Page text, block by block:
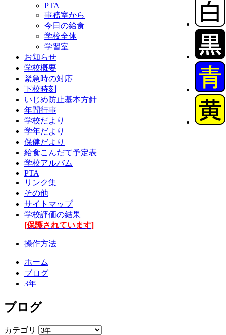
PTA
事務室から
今日の給食
学校全体
学習室
お知らせ
学校概要
緊急時の対応
下校時刻
いじめ防止基本方針
年間行事
学校だより
学年だより
保健だより
給食こんだて予定表
学校アルバム
PTA
リンク集
その他
サイトマップ
学校評価の結果
[保護されています]
操作方法
ホーム
ブログ
3年
ブログ
カテゴリ